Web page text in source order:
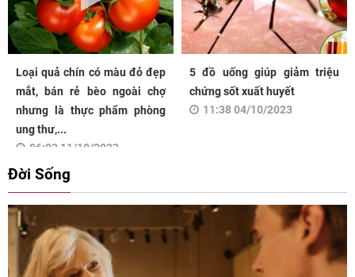
Loại quả chín có màu đỏ đẹp
mắt, bán rẻ bèo ngoài chợ
nhưng là thực phẩm phòng
ung thư,...
06:03 11/10/2023
5 đồ uống giúp giảm triệu
chứng sốt xuất huyết
11:38 04/10/2023
Đời Sống